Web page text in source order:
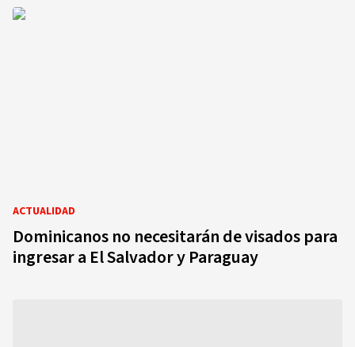
ACTUALIDAD
Dominicanos no necesitarán de visados para
ingresar a El Salvador y Paraguay